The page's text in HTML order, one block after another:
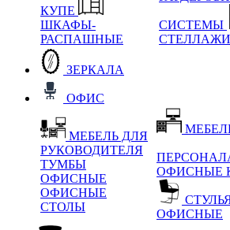
КУПЕ
ШКАФЫ-
РАСПАШНЫЕ
СИСТЕМЫ
СТЕЛЛАЖИ
ЗЕРКАЛА
ОФИС
МЕБЕЛЬ ДЛЯ
РУКОВОДИТЕЛЯ
ТУМБЫ
ОФИСНЫЕ
ОФИСНЫЕ
СТОЛЫ
ОФИСНЫЕ
ОФИСНЫЕ